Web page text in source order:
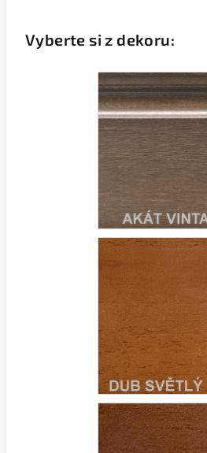
Vyberte si z dekoru: